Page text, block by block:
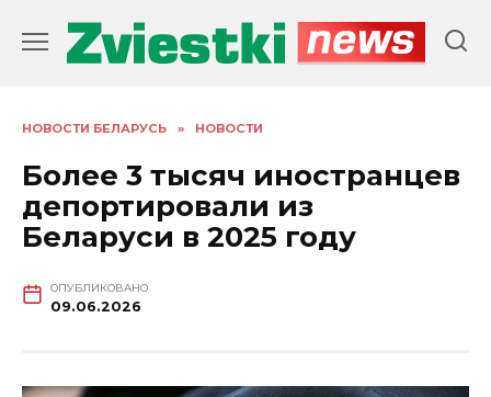
содержанию
НОВОСТИ БЕЛАРУСЬ » НОВОСТИ
Более 3 тысяч иностранцев
депортировали из
Беларуси в 2025 году
ОПУБЛИКОВАНО
09.06.2026